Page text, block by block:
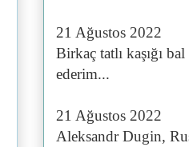
21 Ağustos 2022
Birkaç tatlı kaşığı
ederim...
21 Ağustos 2022
Aleksandr Dugin,